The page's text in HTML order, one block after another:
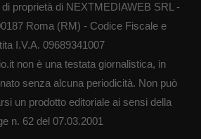
proprietà di NEXTMEDIAWEB SRL -
Roma (RM) - Codice Fiscale e
I.V.A. 09689341007
non è una testata giornalistica, in
senza alcuna periodicità. Non può
un prodotto editoriale ai sensi della
n. 62 del 07.03.2001